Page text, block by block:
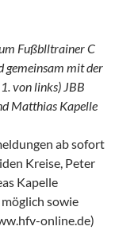
Fußblltrainer C
gemeinsam mit der
von links) JBB
Matthias Kapelle
ab sofort
Kreise, Peter
Kapelle
sowie
online.de)